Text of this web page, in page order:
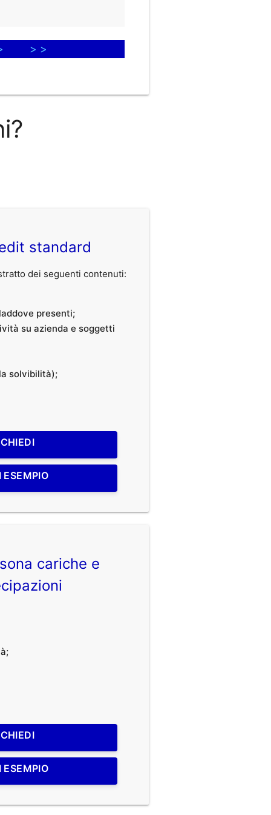
> >
standard
dei seguenti contenuti:
presenti;
su azienda e soggetti
solvibilità);
ESEMPIO
cariche e
ESEMPIO